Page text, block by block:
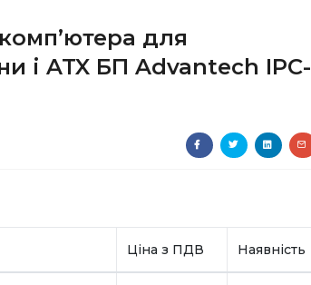
для
і ATX БП Advantech IPC-
Ціна з ПДВ Наявність